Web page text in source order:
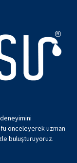
önceleyerek uzman
buluşturuyoruz.